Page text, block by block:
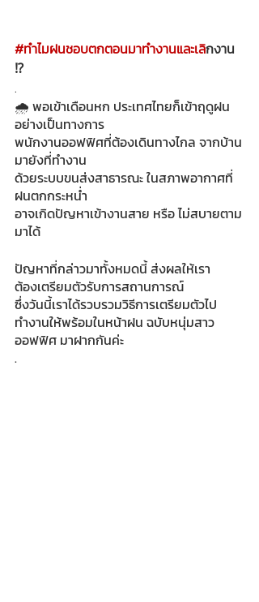
#ทำไมฝนชอบตกตอนมาทำงานและเลิกงาน
⁉
.
🌧 พอเข้าเดือนหก ประเทศไทยก็เข้าฤดูฝน
อย่างเป็นทางการ
พนักงานออฟฟิศที่ต้องเดินทางไกล จากบ้าน
มายังที่ทำงาน
ด้วยระบบขนส่งสาธารณะ ในสภาพอากาศที่
ฝนตกกระหน่ำ
อาจเกิดปัญหาเข้างานสาย หรือ ไม่สบายตาม
มาได้
ปัญหาที่กล่าวมาทั้งหมดนี้ ส่งผลให้เรา
ต้องเตรียมตัวรับการสถานการณ์
ซึ่งวันนี้เราได้รวบรวมวิธีการเตรียมตัวไป
ทำงานให้พร้อมในหน้าฝน ฉบับหนุ่มสาว
ออฟฟิศ มาฝากกันค่ะ
.